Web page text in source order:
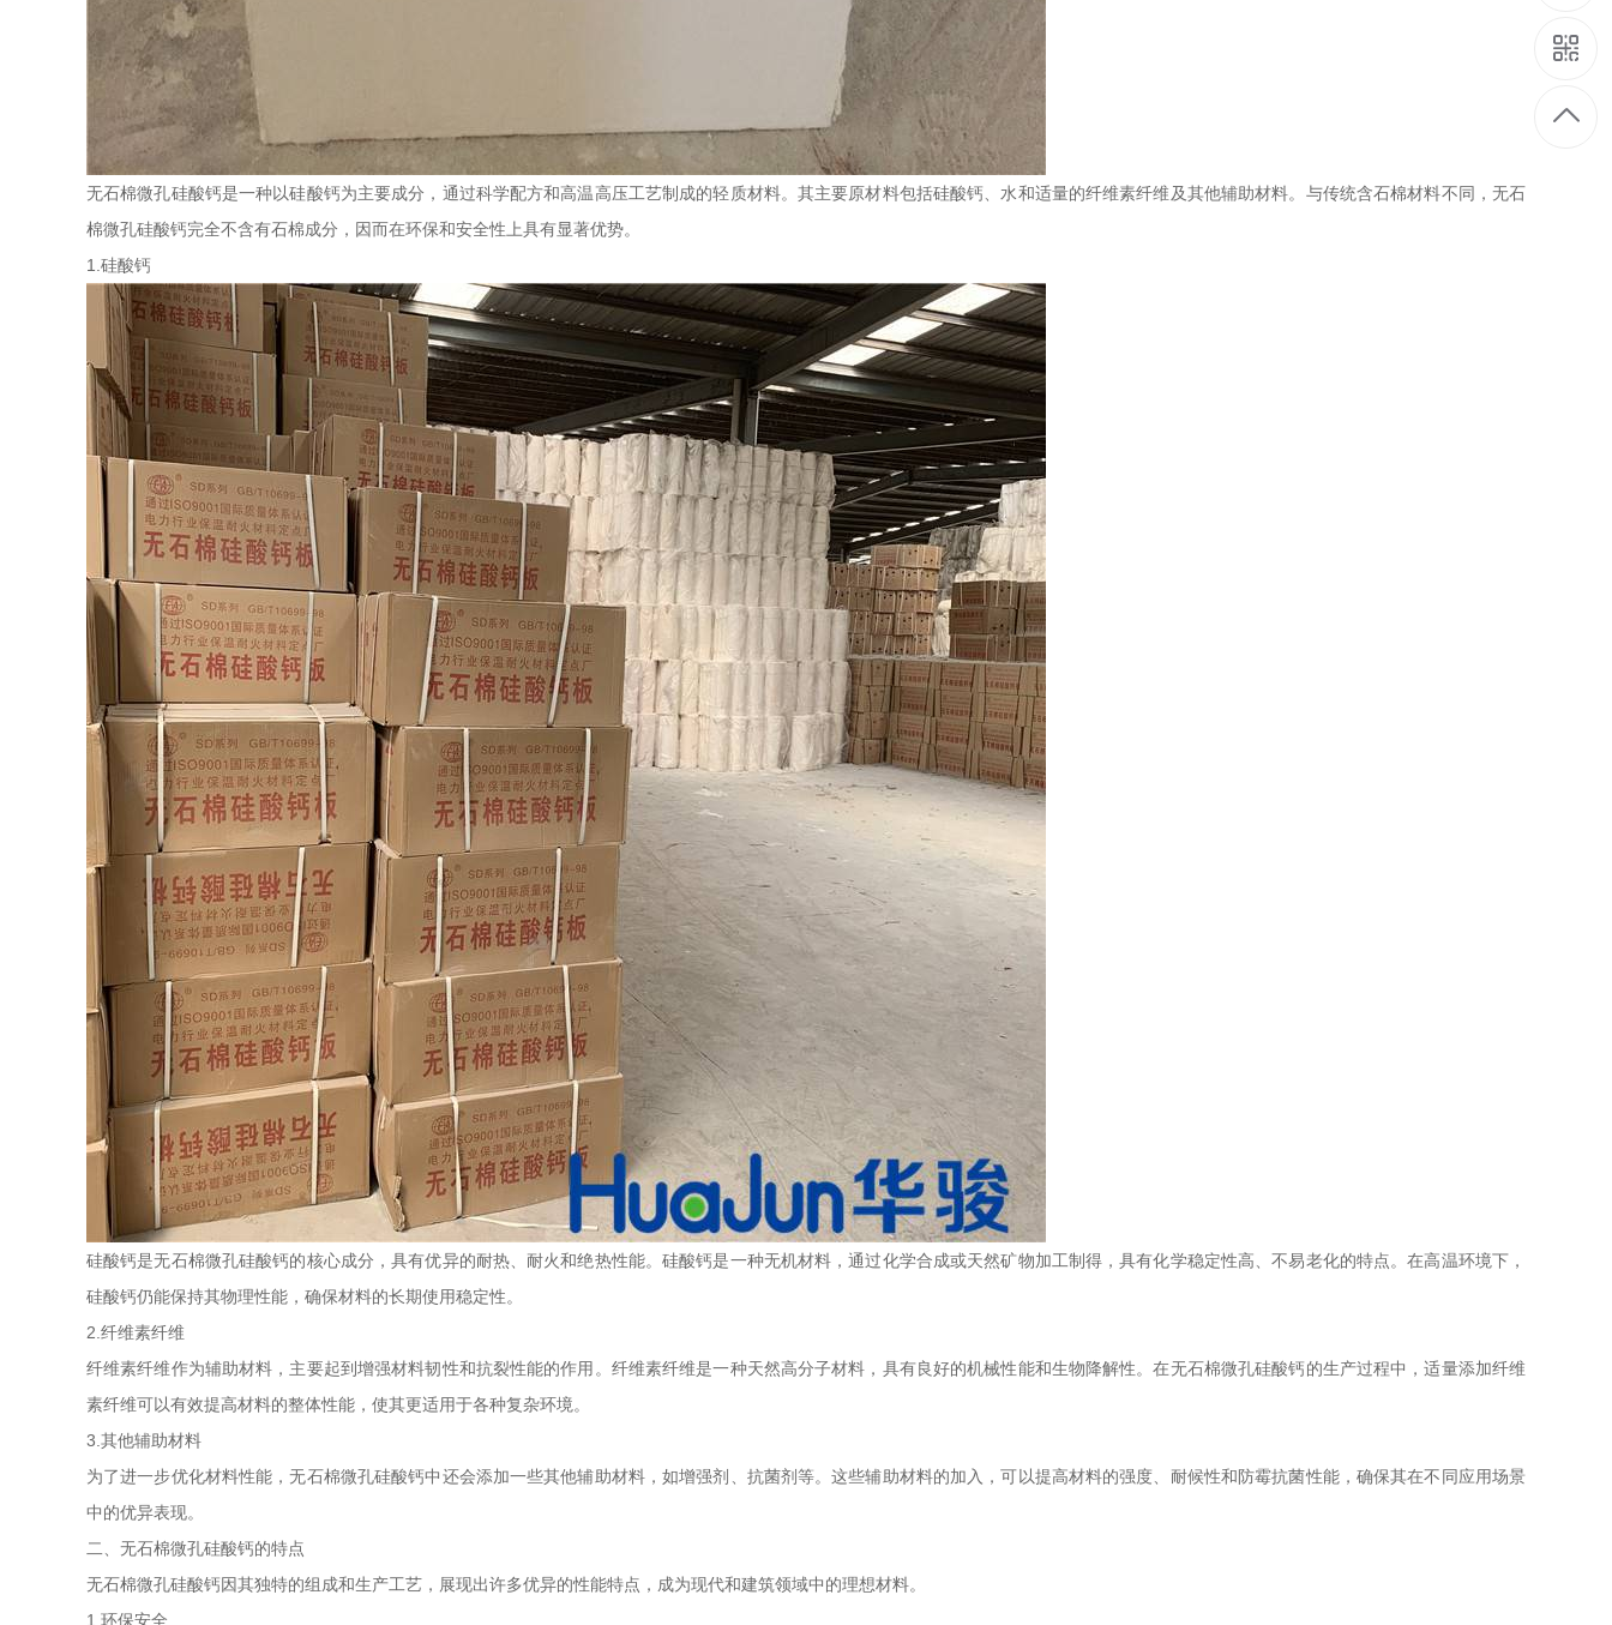
无石棉微孔硅酸钙是一种以硅酸钙为主要成分，通过科学配方和高温高压工艺制成的轻质材料。其主要原材料包括硅酸钙、水和适量的纤维素纤维及其他辅助材料。与传统含石棉材料不同，无石
棉微孔硅酸钙完全不含有石棉成分，因而在环保和安全性上具有显著优势。
1.硅酸钙
硅酸钙是无石棉微孔硅酸钙的核心成分，具有优异的耐热、耐火和绝热性能。硅酸钙是一种无机材料，通过化学合成或天然矿物加工制得，具有化学稳定性高、不易老化的特点。在高温环境下，
硅酸钙仍能保持其物理性能，确保材料的长期使用稳定性。
2.纤维素纤维
纤维素纤维作为辅助材料，主要起到增强材料韧性和抗裂性能的作用。纤维素纤维是一种天然高分子材料，具有良好的机械性能和生物降解性。在无石棉微孔硅酸钙的生产过程中，适量添加纤维
素纤维可以有效提高材料的整体性能，使其更适用于各种复杂环境。
3.其他辅助材料
为了进一步优化材料性能，无石棉微孔硅酸钙中还会添加一些其他辅助材料，如增强剂、抗菌剂等。这些辅助材料的加入，可以提高材料的强度、耐候性和防霉抗菌性能，确保其在不同应用场景
中的优异表现。
二、无石棉微孔硅酸钙的特点
无石棉微孔硅酸钙因其独特的组成和生产工艺，展现出许多优异的性能特点，成为现代和建筑领域中的理想材料。
1.环保安全